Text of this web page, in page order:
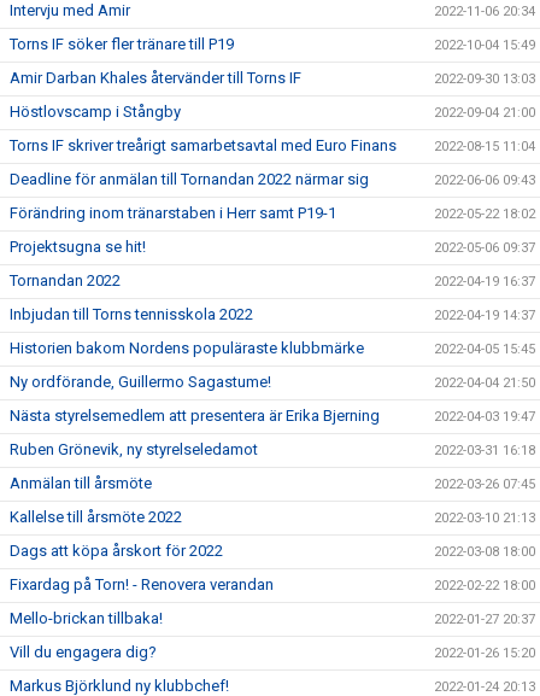
Intervju med Amir 2022-11-06 20:34
Torns IF söker fler tränare till P19 2022-10-04 15:49
Amir Darban Khales återvänder till Torns IF 2022-09-30 13:03
Höstlovscamp i Stångby 2022-09-04 21:00
Torns IF skriver treårigt samarbetsavtal med Euro Finans 2022-08-15 11:04
Deadline för anmälan till Tornandan 2022 närmar sig 2022-06-06 09:43
Förändring inom tränarstaben i Herr samt P19-1 2022-05-22 18:02
Projektsugna se hit! 2022-05-06 09:37
Tornandan 2022 2022-04-19 16:37
Inbjudan till Torns tennisskola 2022 2022-04-19 14:37
Historien bakom Nordens populäraste klubbmärke 2022-04-05 15:45
Ny ordförande, Guillermo Sagastume! 2022-04-04 21:50
Nästa styrelsemedlem att presentera är Erika Bjerning 2022-04-03 19:47
Ruben Grönevik, ny styrelseledamot 2022-03-31 16:18
Anmälan till årsmöte 2022-03-26 07:45
Kallelse till årsmöte 2022 2022-03-10 21:13
Dags att köpa årskort för 2022 2022-03-08 18:00
Fixardag på Torn! - Renovera verandan 2022-02-22 18:00
Mello-brickan tillbaka! 2022-01-27 20:37
Vill du engagera dig? 2022-01-26 15:20
Markus Björklund ny klubbchef! 2022-01-24 20:13